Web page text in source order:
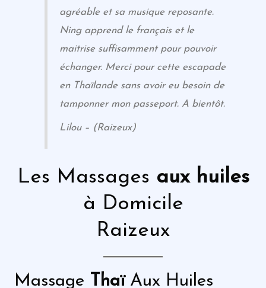
agréable et sa musique reposante.
Ning apprend le français et le
maitrise suffisamment pour pouvoir
échanger. Merci pour cette escapade
en Thaïlande sans avoir eu besoin de
tamponner mon passeport. A bientôt.
Lilou – (Raizeux)
Les Massages aux huiles
à Domicile
Raizeux
Massage ThaïAux Huiles